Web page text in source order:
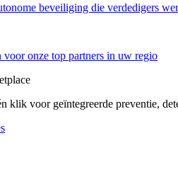
beveiliging die verdedigers
onze top partners in uw regio
klik voor geïntegreerde preventie,